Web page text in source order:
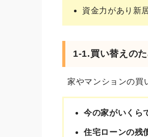
資金力があり新
1-1.買い替えの
家やマンションの買
今の家がいくら
住宅ローンの残